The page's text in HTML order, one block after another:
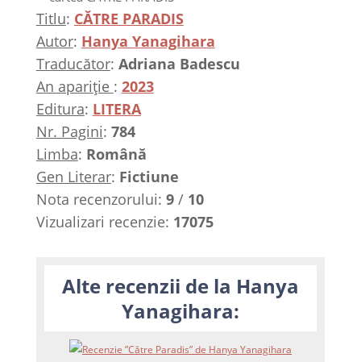
Titlu: CĂTRE PARADIS
Autor: Hanya Yanagihara
Traducător: Adriana Badescu
An apariție : 2023
Editura: LITERA
Nr. Pagini: 784
Limba: Română
Gen Literar: Fictiune
Nota recenzorului: 9/ 10
Vizualizari recenzie: 17075
Alte recenzii de la Hanya
Yanagihara: